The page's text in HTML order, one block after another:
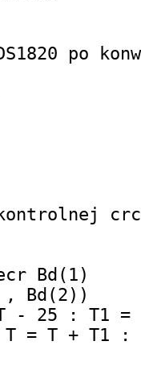
po
crc
Bd(1)
, Bd(2))
- 25 : T1 =
= T + T1 :